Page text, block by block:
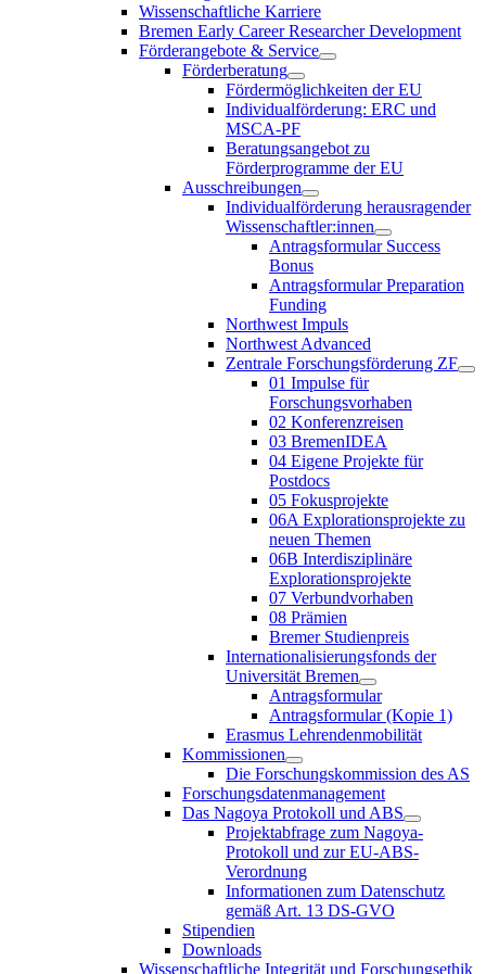
Wissenschaftliche Karriere
Bremen Early Career Researcher Development
Förderangebote & Service
Förderberatung
Fördermöglichkeiten der EU
Individualförderung: ERC und
MSCA-PF
Beratungsangebot zu
Förderprogramme der EU
Ausschreibungen
Individualförderung herausragender
Wissenschaftler:innen
Antragsformular Success
Bonus
Antragsformular Preparation
Funding
Northwest Impuls
Northwest Advanced
Zentrale Forschungsförderung ZF
01 Impulse für
Forschungsvorhaben
02 Konferenzreisen
03 BremenIDEA
04 Eigene Projekte für
Postdocs
05 Fokusprojekte
06A Explorationsprojekte zu
neuen Themen
06B Interdisziplinäre
Explorationsprojekte
07 Verbundvorhaben
08 Prämien
Bremer Studienpreis
Internationalisierungsfonds der
Universität Bremen
Antragsformular
Antragsformular (Kopie 1)
Erasmus Lehrendenmobilität
Kommissionen
Die Forschungskommission des AS
Forschungsdatenmanagement
Das Nagoya Protokoll und ABS
Projektabfrage zum Nagoya-
Protokoll und zur EU-ABS-
Verordnung
Informationen zum Datenschutz
gemäß Art. 13 DS-GVO
Stipendien
Downloads
Wissenschaftliche Integrität und Forschungsethik